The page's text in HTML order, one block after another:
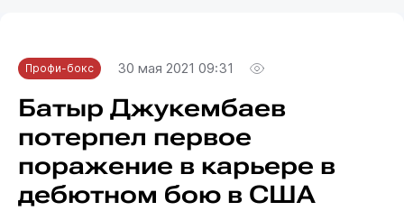
Профи-бокс 30 мая 2021 09:31
Батыр Джукембаев
потерпел первое
поражение в карьере в
дебютном бою в США